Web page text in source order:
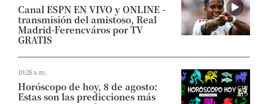
Canal ESPN EN VIVO y ONLINE -
transmisión del amistoso, Real
Madrid-Ferencváros por TV
GRATIS
10:28 a.m.
Horóscopo de hoy, 8 de agosto:
Estas son las predicciones más